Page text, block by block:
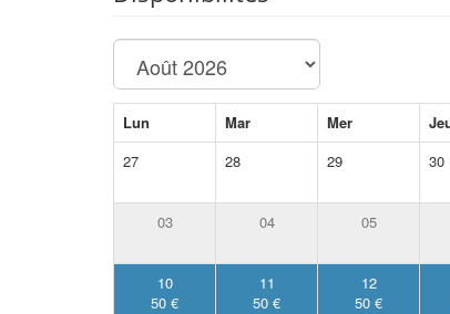
Lun Mar Mer
27
28 29 30
03 04 05
10
50 €
11
50 €
12
50 €